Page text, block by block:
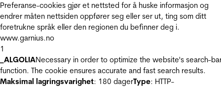
Preferanse-cookies gjør et nettsted for å huske informasjon og
endrer måten nettsiden oppfører seg eller ser ut, ting som ditt
foretrukne språk eller den regionen du befinner deg i.
www.garnius.no
1
_ALGOLIANecessary in order to optimize the website's search-
function. The cookie ensures accurate and fast search results.
Maksimal lagringsvarighet: 180 dagerType: HTTP-